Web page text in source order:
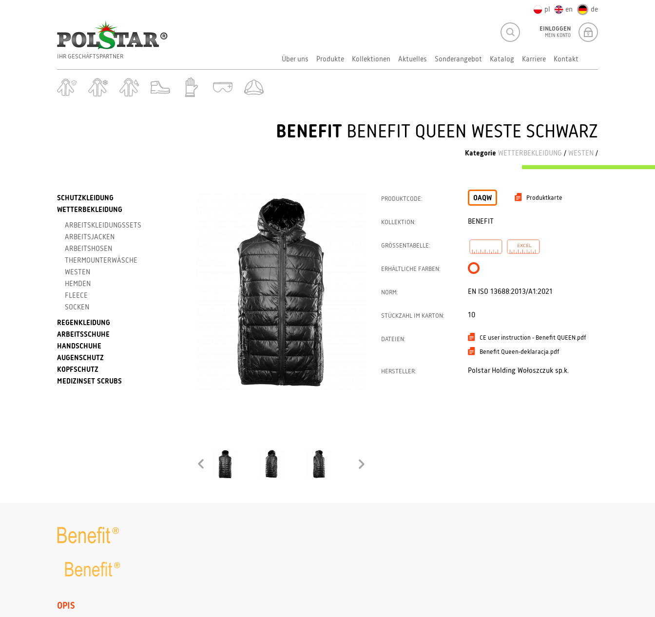
pl en de
IHR GESCHÄFTSPARTNER
EINLOGGEN
MEIN KONTO
Über uns Produkte Kollektionen Aktuelles Sonderangebot Katalog Karriere Kontakt
BENEFIT BENEFIT QUEEN WESTE SCHWARZ
Kategorie WETTERBEKLEIDUNG / WESTEN /
SCHUTZKLEIDUNG
WETTERBEKLEIDUNG
ARBEITSKLEIDUNGSSETS
ARBEITSJACKEN
ARBEITSHOSEN
THERMOUNTERWÄSCHE
WESTEN
HEMDEN
FLEECE
SOCKEN
REGENKLEIDUNG
ARBEITSSCHUHE
HANDSCHUHE
AUGENSCHUTZ
KOPFSCHUTZ
MEDIZINSET SCRUBS
PRODUKTCODE: OAQW Produktkarte
KOLLEKTION: BENEFIT
GRÖSSENTABELLE:
ERHÄLTLICHE FARBEN:
NORM: EN ISO 13688:2013/A1:2021
STÜCKZAHL IM KARTON: 10
DATEIEN: CE user instruction - Benefit QUEEN.pdf
Benefit Queen-deklaracja.pdf
HERSTELLER: Polstar Holding Wołoszczuk sp.k.
OPIS